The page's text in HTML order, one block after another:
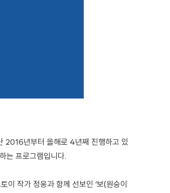
2016년부터 올해로 4년째 진행하고 있
는 프로그램입니다.
작가 정웅과 함께 선보인 ‘보(원숭이